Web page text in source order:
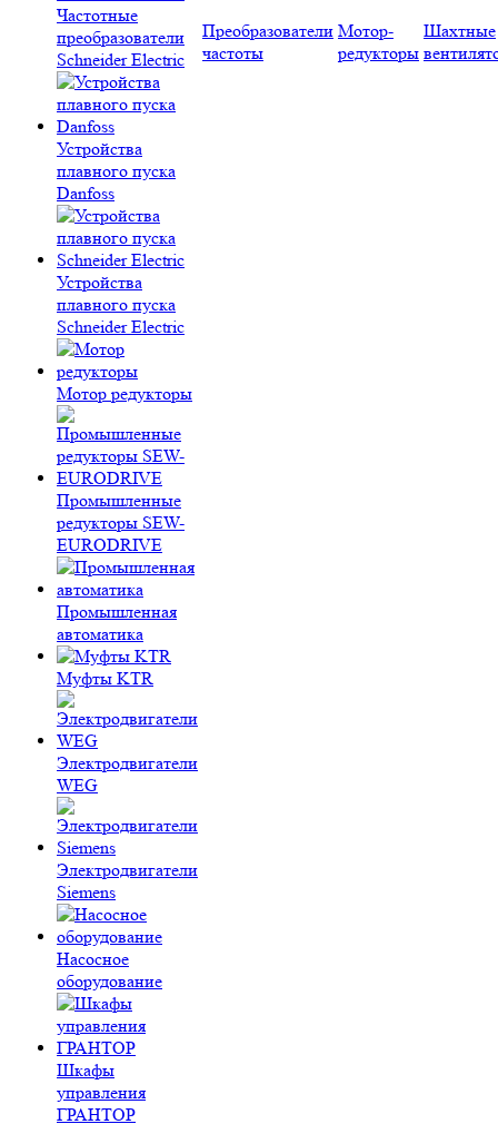
Частотные
преобразователи
Schneider Electric
Устройства
плавного пуска
Danfoss
Устройства
плавного пуска
Schneider Electric
Мотор редукторы
Промышленные
редукторы SEW-
EURODRIVE
Промышленная
автоматика
Муфты KTR
Электродвигатели
WEG
Электродвигатели
Siemens
Насосное
оборудование
Шкафы
управления
ГРАНТОР
Преобразователи
частоты
Мотор-
редукторы
Шахтные